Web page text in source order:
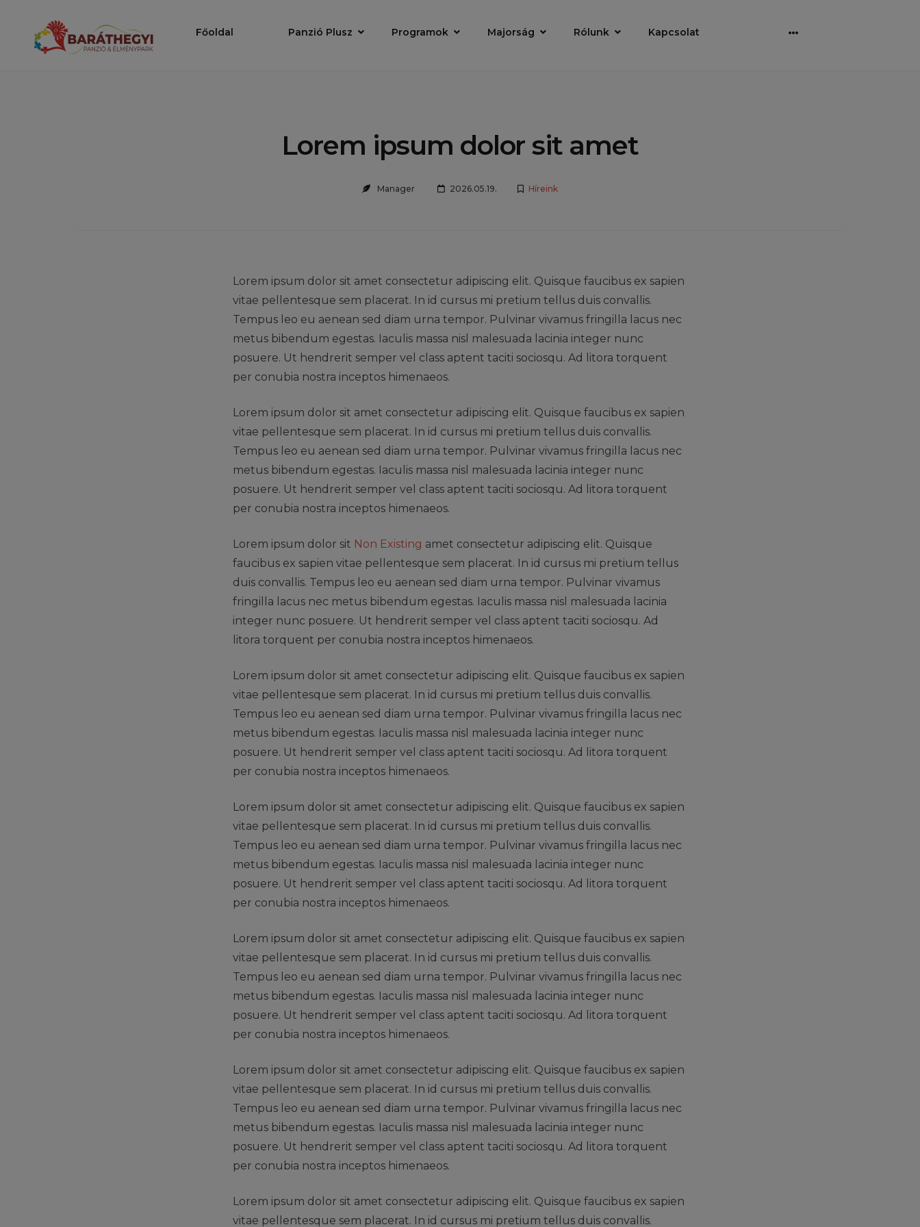
tartalomhoz
Baráthegy Főoldal Panzió Plusz Programok Majorság Rólunk Kapcsolat Bővebben
Lorem ipsum dolor sit amet
Manager 2026.05.19. Híreink
Lorem ipsum dolor sit amet consectetur adipiscing elit. Quisque faucibus ex sapien
vitae pellentesque sem placerat. In id cursus mi pretium tellus duis convallis.
Tempus leo eu aenean sed diam urna tempor. Pulvinar vivamus fringilla lacus nec
metus bibendum egestas. Iaculis massa nisl malesuada lacinia integer nunc
posuere. Ut hendrerit semper vel class aptent taciti sociosqu. Ad litora torquent
per conubia nostra inceptos himenaeos.
Lorem ipsum dolor sit amet consectetur adipiscing elit. Quisque faucibus ex sapien
vitae pellentesque sem placerat. In id cursus mi pretium tellus duis convallis.
Tempus leo eu aenean sed diam urna tempor. Pulvinar vivamus fringilla lacus nec
metus bibendum egestas. Iaculis massa nisl malesuada lacinia integer nunc
posuere. Ut hendrerit semper vel class aptent taciti sociosqu. Ad litora torquent
per conubia nostra inceptos himenaeos.
Lorem ipsum dolor sit Non Existing amet consectetur adipiscing elit. Quisque
faucibus ex sapien vitae pellentesque sem placerat. In id cursus mi pretium tellus
duis convallis. Tempus leo eu aenean sed diam urna tempor. Pulvinar vivamus
fringilla lacus nec metus bibendum egestas. Iaculis massa nisl malesuada lacinia
integer nunc posuere. Ut hendrerit semper vel class aptent taciti sociosqu. Ad
litora torquent per conubia nostra inceptos himenaeos.
Lorem ipsum dolor sit amet consectetur adipiscing elit. Quisque faucibus ex sapien
vitae pellentesque sem placerat. In id cursus mi pretium tellus duis convallis.
Tempus leo eu aenean sed diam urna tempor. Pulvinar vivamus fringilla lacus nec
metus bibendum egestas. Iaculis massa nisl malesuada lacinia integer nunc
posuere. Ut hendrerit semper vel class aptent taciti sociosqu. Ad litora torquent
per conubia nostra inceptos himenaeos.
Lorem ipsum dolor sit amet consectetur adipiscing elit. Quisque faucibus ex sapien
vitae pellentesque sem placerat. In id cursus mi pretium tellus duis convallis.
Tempus leo eu aenean sed diam urna tempor. Pulvinar vivamus fringilla lacus nec
metus bibendum egestas. Iaculis massa nisl malesuada lacinia integer nunc
posuere. Ut hendrerit semper vel class aptent taciti sociosqu. Ad litora torquent
per conubia nostra inceptos himenaeos.
Lorem ipsum dolor sit amet consectetur adipiscing elit. Quisque faucibus ex sapien
vitae pellentesque sem placerat. In id cursus mi pretium tellus duis convallis.
Tempus leo eu aenean sed diam urna tempor. Pulvinar vivamus fringilla lacus nec
metus bibendum egestas. Iaculis massa nisl malesuada lacinia integer nunc
posuere. Ut hendrerit semper vel class aptent taciti sociosqu. Ad litora torquent
per conubia nostra inceptos himenaeos.
Lorem ipsum dolor sit amet consectetur adipiscing elit. Quisque faucibus ex sapien
vitae pellentesque sem placerat. In id cursus mi pretium tellus duis convallis.
Tempus leo eu aenean sed diam urna tempor. Pulvinar vivamus fringilla lacus nec
metus bibendum egestas. Iaculis massa nisl malesuada lacinia integer nunc
posuere. Ut hendrerit semper vel class aptent taciti sociosqu. Ad litora torquent
per conubia nostra inceptos himenaeos.
Lorem ipsum dolor sit amet consectetur adipiscing elit. Quisque faucibus ex sapien
vitae pellentesque sem placerat. In id cursus mi pretium tellus duis convallis.